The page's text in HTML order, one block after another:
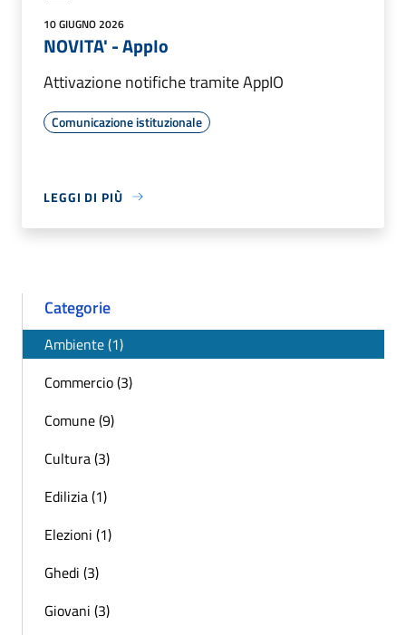
10 GIUGNO 2026
NOVITA' - AppIo
Attivazione notifiche tramite AppIO
Comunicazione istituzionale
LEGGI DI PIÙ
Categorie
Ambiente (1)
Commercio (3)
Comune (9)
Cultura (3)
Edilizia (1)
Elezioni (1)
Ghedi (3)
Giovani (3)